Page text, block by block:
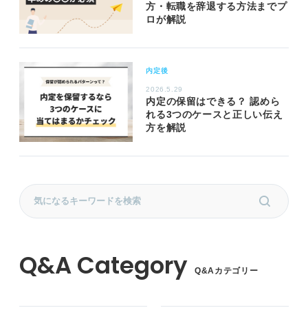
方・転職を辞退する方法までプ
ロが解説
内定後
2026.5.29
内定の保留はできる？ 認めら
れる3つのケースと正しい伝え
方を解説
Q&Aカテゴリー